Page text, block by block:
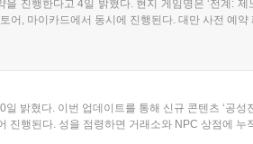
진행한다고 4일 밝혔다. 현지 게임명은 ‘전계:
, 마이카드에서 동시에 진행된다. 대만 사전 예약
밝혔다. 이번 업데이트를 통해 신규 콘텐츠 ‘공
행된다. 성을 점령하면 거래소와 NPC 상점에 누